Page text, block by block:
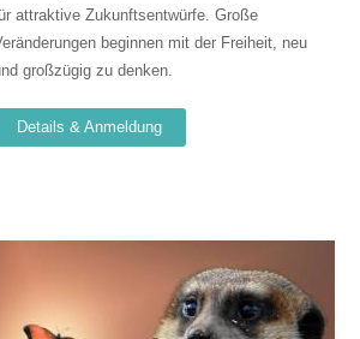
attraktive Zukunftsentwürfe. Große
beginnen mit der Freiheit, neu
großzügig zu denken.
Details & Anmeldung